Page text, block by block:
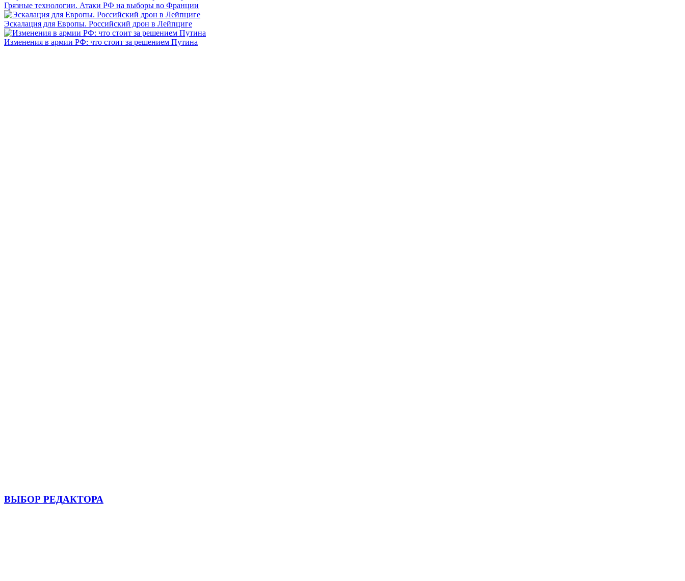
Грязные технологии. Атаки РФ на выборы во Франции
Эскалация для Европы. Российский дрон в Лейпциге
Изменения в армии РФ: что стоит за решением Путина
ВЫБОР РЕДАКТОРА